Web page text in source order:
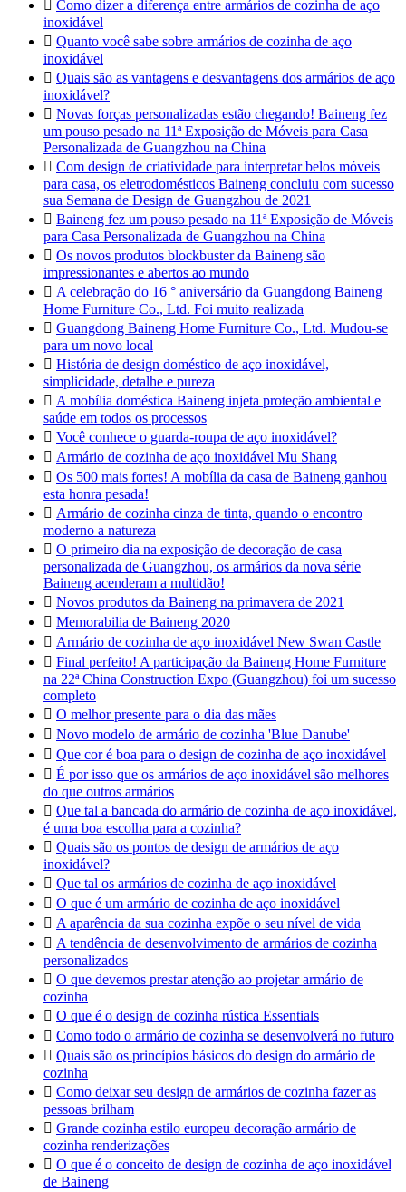
Como dizer a diferença entre armários de cozinha de aço
inoxidável
 Quanto você sabe sobre armários de cozinha de aço
inoxidável
 Quais são as vantagens e desvantagens dos armários de aço
inoxidável?
 Novas forças personalizadas estão chegando! Baineng fez
um pouso pesado na 11ª Exposição de Móveis para Casa
Personalizada de Guangzhou na China
 Com design de criatividade para interpretar belos móveis
para casa, os eletrodomésticos Baineng concluiu com sucesso
sua Semana de Design de Guangzhou de 2021
 Baineng fez um pouso pesado na 11ª Exposição de Móveis
para Casa Personalizada de Guangzhou na China
 Os novos produtos blockbuster da Baineng são
impressionantes e abertos ao mundo
 A celebração do 16 ° aniversário da Guangdong Baineng
Home Furniture Co., Ltd. Foi muito realizada
 Guangdong Baineng Home Furniture Co., Ltd. Mudou-se
para um novo local
 História de design doméstico de aço inoxidável,
simplicidade, detalhe e pureza
 A mobília doméstica Baineng injeta proteção ambiental e
saúde em todos os processos
 Você conhece o guarda-roupa de aço inoxidável?
 Armário de cozinha de aço inoxidável Mu Shang
 Os 500 mais fortes! A mobília da casa de Baineng ganhou
esta honra pesada!
 Armário de cozinha cinza de tinta, quando o encontro
moderno a natureza
 O primeiro dia na exposição de decoração de casa
personalizada de Guangzhou, os armários da nova série
Baineng acenderam a multidão!
 Novos produtos da Baineng na primavera de 2021
 Memorabilia de Baineng 2020
 Armário de cozinha de aço inoxidável New Swan Castle
 Final perfeito! A participação da Baineng Home Furniture
na 22ª China Construction Expo (Guangzhou) foi um sucesso
completo
 O melhor presente para o dia das mães
 Novo modelo de armário de cozinha 'Blue Danube'
 Que cor é boa para o design de cozinha de aço inoxidável
 É por isso que os armários de aço inoxidável são melhores
do que outros armários
 Que tal a bancada do armário de cozinha de aço inoxidável,
é uma boa escolha para a cozinha?
 Quais são os pontos de design de armários de aço
inoxidável?
 Que tal os armários de cozinha de aço inoxidável
 O que é um armário de cozinha de aço inoxidável
 A aparência da sua cozinha expõe o seu nível de vida
 A tendência de desenvolvimento de armários de cozinha
personalizados
 O que devemos prestar atenção ao projetar armário de
cozinha
 O que é o design de cozinha rústica Essentials
 Como todo o armário de cozinha se desenvolverá no futuro
 Quais são os princípios básicos do design do armário de
cozinha
 Como deixar seu design de armários de cozinha fazer as
pessoas brilham
 Grande cozinha estilo europeu decoração armário de
cozinha renderizações
 O que é o conceito de design de cozinha de aço inoxidável
de Baineng